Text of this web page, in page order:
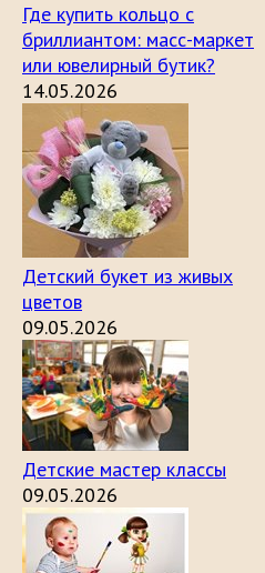
Где купить кольцо с
бриллиантом: масс-маркет
или ювелирный бутик?
14.05.2026
Детский букет из живых
цветов
09.05.2026
Детские мастер классы
09.05.2026